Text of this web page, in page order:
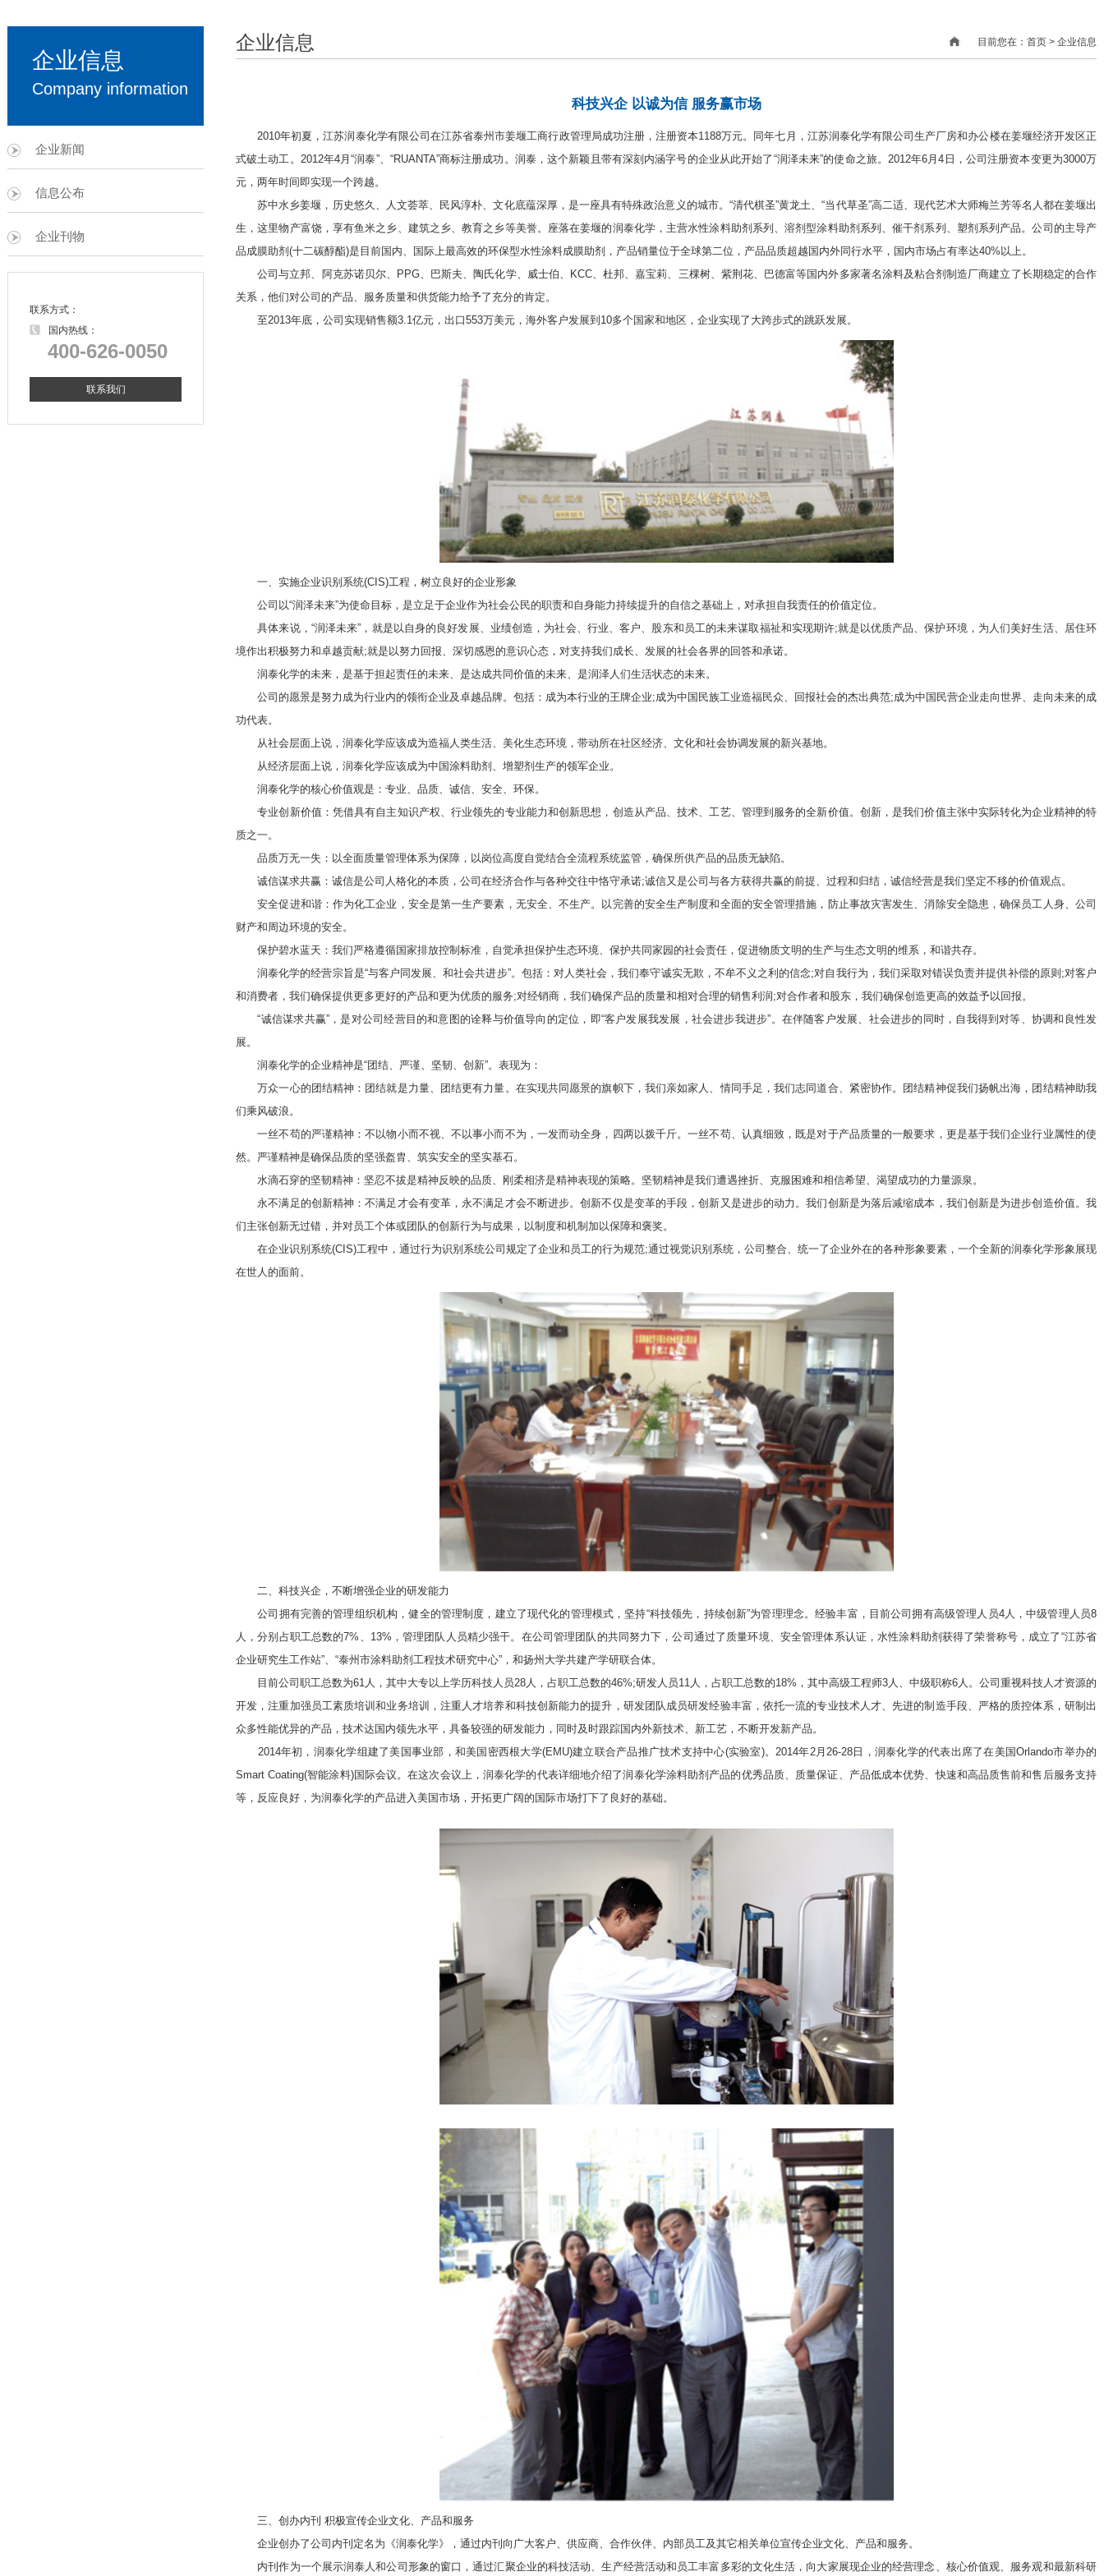
企业信息
Company information
企业新闻
信息公布
企业刊物
联系方式：
国内热线：
400-626-0050
联系我们
企业信息 目前您在：首页 > 企业信息
科技兴企 以诚为信 服务赢市场
2010年初夏，江苏润泰化学有限公司在江苏省泰州市姜堰工商行政管理局成功注册，注册资本1188万元。同年七月，江苏润泰化学有限公司生产厂房和办公楼在姜堰经济开发区正
式破土动工。2012年4月“润泰”、“RUANTA”商标注册成功。润泰，这个新颖且带有深刻内涵字号的企业从此开始了“润泽未来”的使命之旅。2012年6月4日，公司注册资本变更为3000万
元，两年时间即实现一个跨越。
苏中水乡姜堰，历史悠久、人文荟萃、民风淳朴、文化底蕴深厚，是一座具有特殊政治意义的城市。“清代棋圣”黄龙土、“当代草圣”高二适、现代艺术大师梅兰芳等名人都在姜堰出
生，这里物产富饶，享有鱼米之乡、建筑之乡、教育之乡等美誉。座落在姜堰的润泰化学，主营水性涂料助剂系列、溶剂型涂料助剂系列、催干剂系列、塑剂系列产品。公司的主导产
品成膜助剂(十二碳醇酯)是目前国内、国际上最高效的环保型水性涂料成膜助剂，产品销量位于全球第二位，产品品质超越国内外同行水平，国内市场占有率达40%以上。
公司与立邦、阿克苏诺贝尔、PPG、巴斯夫、陶氏化学、威士伯、KCC、杜邦、嘉宝莉、三棵树、紫荆花、巴德富等国内外多家著名涂料及粘合剂制造厂商建立了长期稳定的合作
关系，他们对公司的产品、服务质量和供货能力给予了充分的肯定。
至2013年底，公司实现销售额3.1亿元，出口553万美元，海外客户发展到10多个国家和地区，企业实现了大跨步式的跳跃发展。
一、实施企业识别系统(CIS)工程，树立良好的企业形象
公司以“润泽未来”为使命目标，是立足于企业作为社会公民的职责和自身能力持续提升的自信之基础上，对承担自我责任的价值定位。
具体来说，“润泽未来”，就是以自身的良好发展、业绩创造，为社会、行业、客户、股东和员工的未来谋取福祉和实现期许;就是以优质产品、保护环境，为人们美好生活、居住环
境作出积极努力和卓越贡献;就是以努力回报、深切感恩的意识心态，对支持我们成长、发展的社会各界的回答和承诺。
润泰化学的未来，是基于担起责任的未来、是达成共同价值的未来、是润泽人们生活状态的未来。
公司的愿景是努力成为行业内的领衔企业及卓越品牌。包括：成为本行业的王牌企业;成为中国民族工业造福民众、回报社会的杰出典范;成为中国民营企业走向世界、走向未来的成
功代表。
从社会层面上说，润泰化学应该成为造福人类生活、美化生态环境，带动所在社区经济、文化和社会协调发展的新兴基地。
从经济层面上说，润泰化学应该成为中国涂料助剂、增塑剂生产的领军企业。
润泰化学的核心价值观是：专业、品质、诚信、安全、环保。
专业创新价值：凭借具有自主知识产权、行业领先的专业能力和创新思想，创造从产品、技术、工艺、管理到服务的全新价值。创新，是我们价值主张中实际转化为企业精神的特
质之一。
品质万无一失：以全面质量管理体系为保障，以岗位高度自觉结合全流程系统监管，确保所供产品的品质无缺陷。
诚信谋求共赢：诚信是公司人格化的本质，公司在经济合作与各种交往中恪守承诺;诚信又是公司与各方获得共赢的前提、过程和归结，诚信经营是我们坚定不移的价值观点。
安全促进和谐：作为化工企业，安全是第一生产要素，无安全、不生产。以完善的安全生产制度和全面的安全管理措施，防止事故灾害发生、消除安全隐患，确保员工人身、公司
财产和周边环境的安全。
保护碧水蓝天：我们严格遵循国家排放控制标准，自觉承担保护生态环境、保护共同家园的社会责任，促进物质文明的生产与生态文明的维系，和谐共存。
润泰化学的经营宗旨是“与客户同发展、和社会共进步”。包括：对人类社会，我们奉守诚实无欺，不牟不义之利的信念;对自我行为，我们采取对错误负责并提供补偿的原则;对客户
和消费者，我们确保提供更多更好的产品和更为优质的服务;对经销商，我们确保产品的质量和相对合理的销售利润;对合作者和股东，我们确保创造更高的效益予以回报。
“诚信谋求共赢”，是对公司经营目的和意图的诠释与价值导向的定位，即“客户发展我发展，社会进步我进步”。在伴随客户发展、社会进步的同时，自我得到对等、协调和良性发
展。
润泰化学的企业精神是“团结、严谨、坚韧、创新”。表现为：
万众一心的团结精神：团结就是力量、团结更有力量。在实现共同愿景的旗帜下，我们亲如家人、情同手足，我们志同道合、紧密协作。团结精神促我们扬帆出海，团结精神助我
们乘风破浪。
一丝不苟的严谨精神：不以物小而不视、不以事小而不为，一发而动全身，四两以拨千斤。一丝不苟、认真细致，既是对于产品质量的一般要求，更是基于我们企业行业属性的使
然。严谨精神是确保品质的坚强盔胄、筑实安全的坚实基石。
水滴石穿的坚韧精神：坚忍不拔是精神反映的品质、刚柔相济是精神表现的策略。坚韧精神是我们遭遇挫折、克服困难和相信希望、渴望成功的力量源泉。
永不满足的创新精神：不满足才会有变革，永不满足才会不断进步。创新不仅是变革的手段，创新又是进步的动力。我们创新是为落后减缩成本，我们创新是为进步创造价值。我
们主张创新无过错，并对员工个体或团队的创新行为与成果，以制度和机制加以保障和褒奖。
在企业识别系统(CIS)工程中，通过行为识别系统公司规定了企业和员工的行为规范;通过视觉识别系统，公司整合、统一了企业外在的各种形象要素，一个全新的润泰化学形象展现
在世人的面前。
二、科技兴企，不断增强企业的研发能力
公司拥有完善的管理组织机构，健全的管理制度，建立了现代化的管理模式，坚持“科技领先，持续创新”为管理理念。经验丰富，目前公司拥有高级管理人员4人，中级管理人员8
人，分别占职工总数的7%、13%，管理团队人员精少强干。在公司管理团队的共同努力下，公司通过了质量环境、安全管理体系认证，水性涂料助剂获得了荣誉称号，成立了“江苏省
企业研究生工作站”、“泰州市涂料助剂工程技术研究中心”，和扬州大学共建产学研联合体。
目前公司职工总数为61人，其中大专以上学历科技人员28人，占职工总数的46%;研发人员11人，占职工总数的18%，其中高级工程师3人、中级职称6人。公司重视科技人才资源的
开发，注重加强员工素质培训和业务培训，注重人才培养和科技创新能力的提升，研发团队成员研发经验丰富，依托一流的专业技术人才、先进的制造手段、严格的质控体系，研制出
众多性能优异的产品，技术达国内领先水平，具备较强的研发能力，同时及时跟踪国内外新技术、新工艺，不断开发新产品。
2014年初，润泰化学组建了美国事业部，和美国密西根大学(EMU)建立联合产品推广技术支持中心(实验室)。2014年2月26-28日，润泰化学的代表出席了在美国Orlando市举办的
Smart Coating(智能涂料)国际会议。在这次会议上，润泰化学的代表详细地介绍了润泰化学涂料助剂产品的优秀品质、质量保证、产品低成本优势、快速和高品质售前和售后服务支持
等，反应良好，为润泰化学的产品进入美国市场，开拓更广阔的国际市场打下了良好的基础。
三、创办内刊 积极宣传企业文化、产品和服务
企业创办了公司内刊定名为《润泰化学》，通过内刊向广大客户、供应商、合作伙伴、内部员工及其它相关单位宣传企业文化、产品和服务。
内刊作为一个展示润泰人和公司形象的窗口，通过汇聚企业的科技活动、生产经营活动和员工丰富多彩的文化生活，向大家展现企业的经营理念、核心价值观、服务观和最新科研